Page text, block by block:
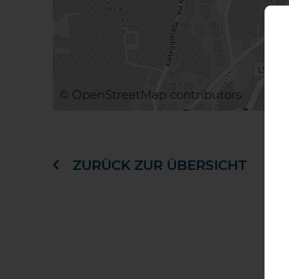
© OpenStreetMap contributors
ZURÜCK ZUR ÜBERSICHT